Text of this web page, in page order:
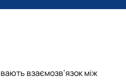
взаємозв’язок між